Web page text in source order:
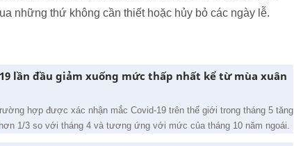
những thứ không cần thiết hoặc hủy bỏ các ngày lễ.
lần đầu giảm xuống mức thấp nhất kể từ mùa xuân
hợp được xác nhận mắc Covid-19 trên thế giới trong tháng 5 tăng
1/3 so với tháng 4 và tương ứng với mức của tháng 10 năm ngoái.